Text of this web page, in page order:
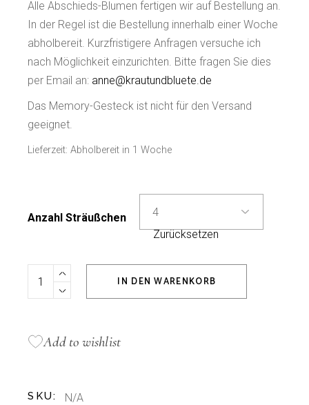
Alle Abschieds-Blumen fertigen wir auf Bestellung an.
In der Regel ist die Bestellung innerhalb einer Woche
abholbereit. Kurzfristigere Anfragen versuche ich
nach Möglichkeit einzurichten. Bitte fragen Sie dies
per Email an: anne@krautundbluete.de
Das Memory-Gesteck ist nicht für den Versand
geeignet.
Lieferzeit:Abholbereit in 1 Woche
Anzahl Sträußchen
Zurücksetzen
Memory-Gesteck quantity
IN DEN WARENKORB
Add to wishlist
SKU: N/A